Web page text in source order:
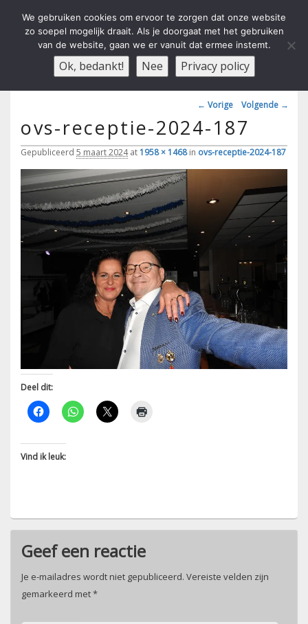
Carnavals Verain Der Ouwe
Voesbalsjong
anno 1959 va R.K.T.S.V. Menu
Afbeeldingsnavigatie
← Vorige Volgende →
ovs-receptie-2024-187
Gepubliceerd 5 maart 2024at1958 × 1468in ovs-receptie-2024-187
Deel dit:
Vind ik leuk:
Geef een reactie
Je e-mailadres wordt niet gepubliceerd. Vereiste velden zijn
gemarkeerd met*
We gebruiken cookies om ervoor te zorgen dat onze website
zo soepel mogelijk draait. Als je doorgaat met het gebruiken
van de website, gaan we er vanuit dat ermee instemt.
Ok, bedankt! Nee Privacy policy